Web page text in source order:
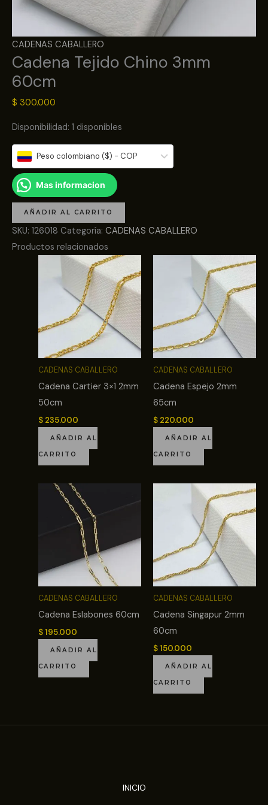
CADENAS CABALLERO
Cadena Tejido Chino 3mm
60cm
$ 300.000
Disponibilidad: 1 disponibles
Peso colombiano ($) - COP
Mas informacion
AÑADIR AL CARRITO
SKU: 126018 Categoría: CADENAS CABALLERO
Productos relacionados
CADENAS CABALLERO
Cadena Cartier 3×1 2mm
50cm
$235.000
AÑADIR AL
CARRITO
CADENAS CABALLERO
Cadena Espejo 2mm
65cm
$220.000
AÑADIR AL
CARRITO
CADENAS CABALLERO
Cadena Eslabones 60cm
$195.000
AÑADIR AL
CARRITO
CADENAS CABALLERO
Cadena Singapur 2mm
60cm
$150.000
AÑADIR AL
CARRITO
INICIO